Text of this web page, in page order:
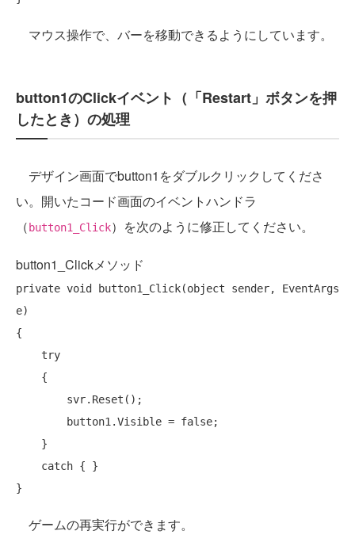
マウス操作で、バーを移動できるようにしています。
button1のClickイベント（「Restart」ボタンを押
したとき）の処理
デザイン画面でbutton1をダブルクリックしてくださ
い。開いたコード画面のイベントハンドラ
（ button1_Click）を次のように修正してください。
button1_Clickメソッド
private void button1_Click(object sender, EventArgs
e)
{
try
        button1.Visible =
false;
catch { }
ゲームの再実行ができます。